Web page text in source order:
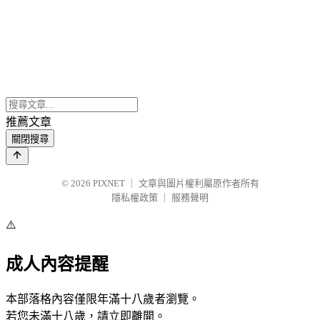
推薦文章
關閉搜尋
© 2026 PIXNET
文章與圖片權利屬原作者所有
隱私權政策
服務聲明
⚠️
成人內容提醒
本部落格內容僅限年滿十八歲者瀏覽。
若您未滿十八歲，請立即離開。